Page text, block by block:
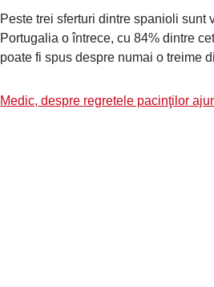
Peste trei sferturi dintre spanioli
Portugalia o întrece, cu 84% dintre
poate fi spus despre numai o treime
Medic, despre regretele pacinţilor